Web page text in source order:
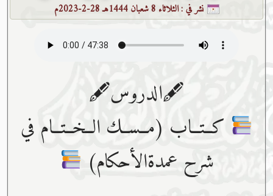
نشر في :الثلاثاء 8 شعبان 1444هـ 28-2-2023م
🖋الدروس🖋
كــتــاب (مــســك الــخــتــام في
شرح عمدةالأحكام)